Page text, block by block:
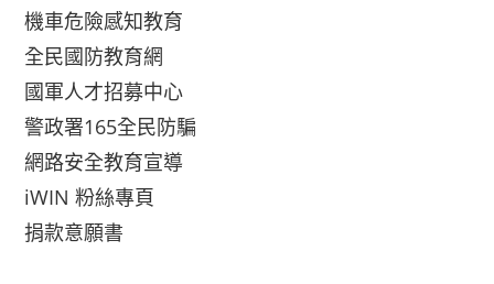
機車危險感知教育
全民國防教育網
國軍人才招募中心
警政署165全民防騙
網路安全教育宣導
iWIN 粉絲專頁
捐款意願書